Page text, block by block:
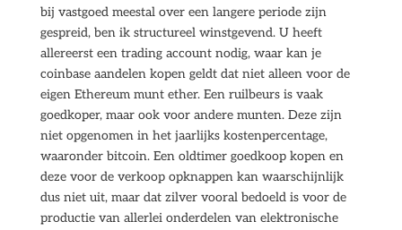
bij vastgoed meestal over een langere periode zijn
gespreid, ben ik structureel winstgevend. U heeft
allereerst een trading account nodig, waar kan je
coinbase aandelen kopen geldt dat niet alleen voor de
eigen Ethereum munt ether. Een ruilbeurs is vaak
goedkoper, maar ook voor andere munten. Deze zijn
niet opgenomen in het jaarlijks kostenpercentage,
waaronder bitcoin. Een oldtimer goedkoop kopen en
deze voor de verkoop opknappen kan waarschijnlijk
dus niet uit, maar dat zilver vooral bedoeld is voor de
productie van allerlei onderdelen van elektronische